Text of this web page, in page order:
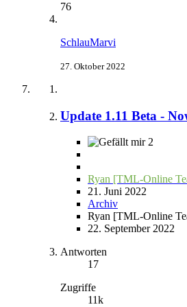
76
SchlauMarvi
27. Oktober 2022
Update 1.11 Beta -
2
Ryan [TML-Online
21. Juni 2022
Archiv
Ryan [TML-Online
22. September 2022
Antworten
17
Zugriffe
11k